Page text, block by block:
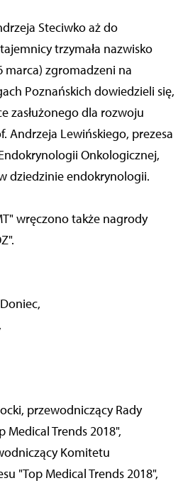
Steciwko aż do
trzymała nazwisko
marca) zgromadzeni na
Poznańskich dowiedzieli się,
zasłużonego dla rozwoju
Andrzeja Lewińskiego, prezesa
Onkologicznej,
dziedzinie endokrynologii.
wręczono także nagrody
przewodniczący Rady
Medical Trends 2018",
Komitetu
"Top Medical Trends 2018",